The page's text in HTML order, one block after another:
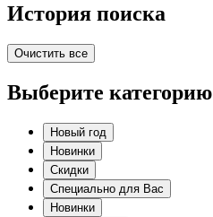
История поиска
Очистить все
Выберите категорию
Новый год
Новинки
Скидки
Специально для Вас
Новинки